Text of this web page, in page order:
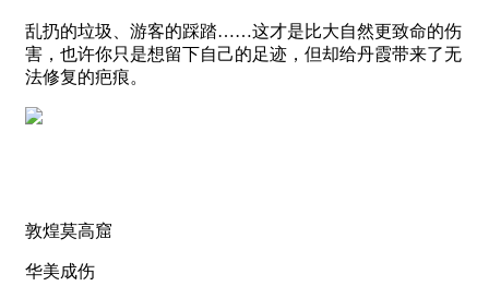
乱扔的垃圾、游客的踩踏……这才是比大自然更致命的伤
害，也许你只是想留下自己的足迹，但却给丹霞带来了无
法修复的疤痕。
敦煌莫高窟
华美成伤